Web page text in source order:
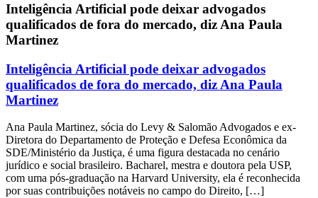
Inteligência Artificial pode deixar advogados
qualificados de fora do mercado, diz Ana Paula
Martinez
Inteligência Artificial pode deixar advogados
qualificados de fora do mercado, diz Ana Paula
Martinez
Ana Paula Martinez, sócia do Levy & Salomão Advogados e ex-
Diretora do Departamento de Proteção e Defesa Econômica da
SDE/Ministério da Justiça, é uma figura destacada no cenário
jurídico e social brasileiro. Bacharel, mestra e doutora pela USP,
com uma pós-graduação na Harvard University, ela é reconhecida
por suas contribuições notáveis no campo do Direito, […]